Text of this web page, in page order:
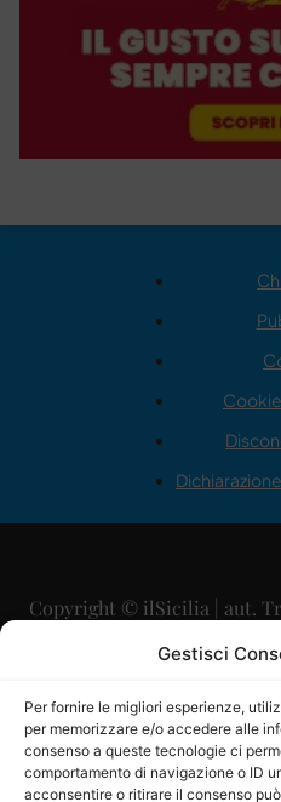
Gestisci
Per fornire le migliori esperienze,
per memorizzare e/o accedere alle
consenso a queste tecnologie ci
comportamento di navigazione o ID
acconsentire o ritirare il consenso
Copyright © ilSicilia | aut.
29/09/
Direttore Editoriale:
Direttore